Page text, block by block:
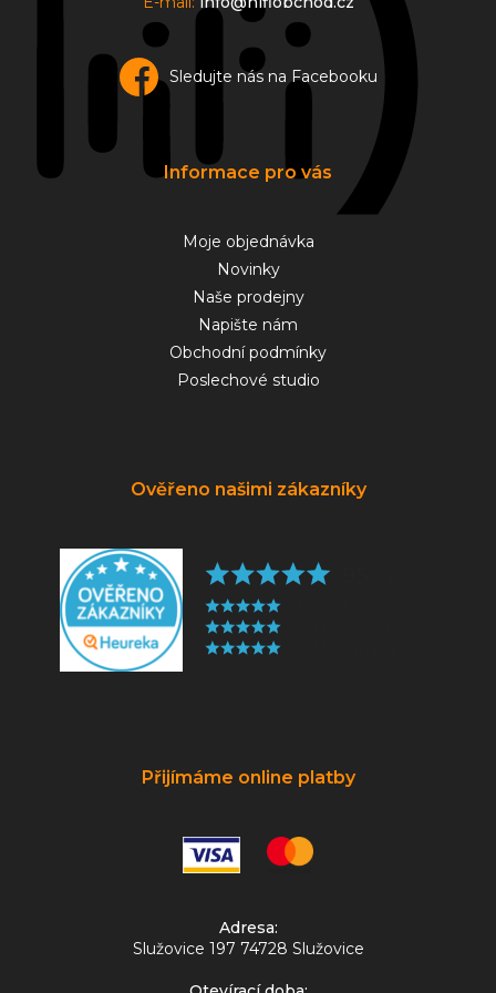
i
s
Sledujte nás na Facebooku
Informace pro vás
Moje objednávka
Novinky
Naše prodejny
Napište nám
Obchodní podmínky
Poslechové studio
Ověřeno našimi zákazníky
Přijímáme online platby
Adresa:
Služovice 197 74728 Služovice